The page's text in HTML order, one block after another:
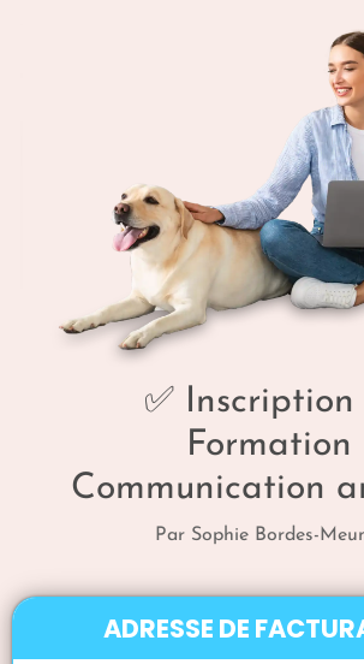
✅ Inscription
Formation
Communication
Par Sophie Bordes-
ADRESSE DE